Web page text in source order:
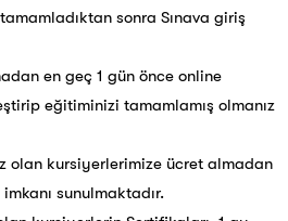
sonra Sınava giriş
en geç 1 gün önce online
eğitiminizi tamamlamış olmanız
olan kursiyerlerimize ücret almadan
sunulmaktadır.